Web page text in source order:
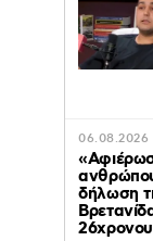
06.08.2026
δήλωση